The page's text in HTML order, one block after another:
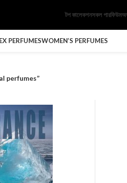
টপ কালেকশনসকল পারফিউম
PERFUMESWOMEN’S PERFUMES
perfumes”